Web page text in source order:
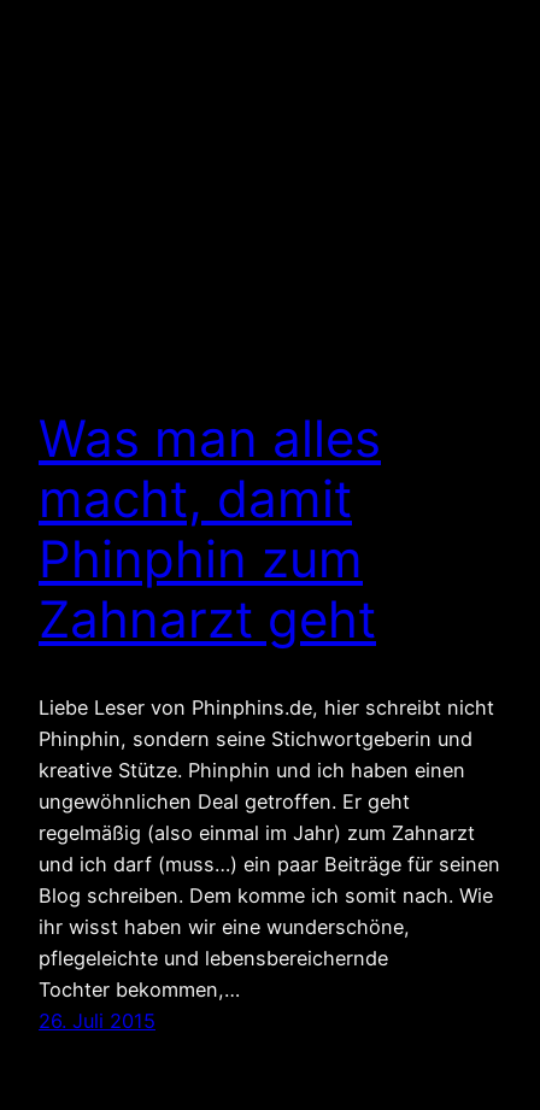
Was man alles
macht, damit
Phinphin zum
Zahnarzt geht
Liebe Leser von Phinphins.de, hier schreibt nicht
Phinphin, sondern seine Stichwortgeberin und
kreative Stütze. Phinphin und ich haben einen
ungewöhnlichen Deal getroffen. Er geht
regelmäßig (also einmal im Jahr) zum Zahnarzt
und ich darf (muss…) ein paar Beiträge für seinen
Blog schreiben. Dem komme ich somit nach. Wie
ihr wisst haben wir eine wunderschöne,
pflegeleichte und lebensbereichernde
Tochter bekommen,…
26. Juli 2015